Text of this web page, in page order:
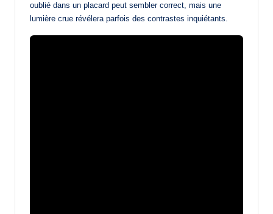
oublié dans un placard peut sembler correct, mais une
lumière crue révélera parfois des contrastes inquiétants.